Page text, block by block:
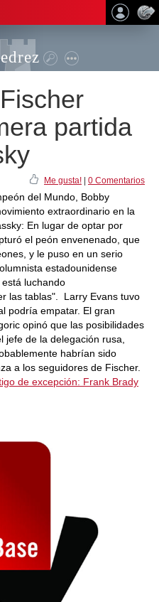
partida
Me gusta! 0 Comentarios
del Mundo, Bobby
extraordinario en la
En lugar de optar por
el peón envenenado, que
y le puso en un serio
estadounidense
luchando
las tablas". Larry Evans tuvo
podría empatar. El gran
opinó que las posibilidades
de la delegación rusa,
habrían sido
a los seguidores de Fischer.
de excepción: Frank Brady